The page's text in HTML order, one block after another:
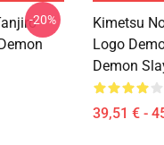
-20%
Kimetsu
Logo
Demon
39,51 € -